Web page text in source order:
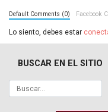
Default Comments (0) Facebook
Lo siento, debes estar
BUSCAR EN EL SITIO